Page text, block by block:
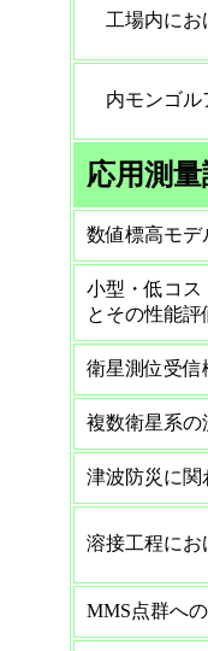
工場内にお
内モンゴル
応用測
数値標高モデ
小型・低コス
とその性能評
衛星測位受信
複数衛星系の
津波防災に関
溶接工程にお
MMS点群へ